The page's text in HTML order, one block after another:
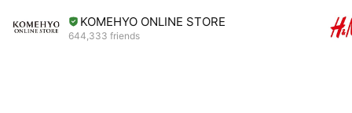
まずは、あなたの想いを聞かせてください。
このページの先に、きっとあなたが望む未来があります。
KOMEHYO ONLINE STORE
644,333 friends